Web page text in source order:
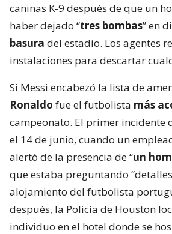
caninas K-9 después de que un
haber dejado “tres bombas” en
basura del estadio. Los agentes
instalaciones para descartar
Si Messi encabezó la lista de
Ronaldo fue el futbolista más
campeonato. El primer incidente
el 14 de junio, cuando un
alertó de la presencia de “un
que estaba preguntando
alojamiento del futbolista
después, la Policía de Houston
individuo en el hotel donde se